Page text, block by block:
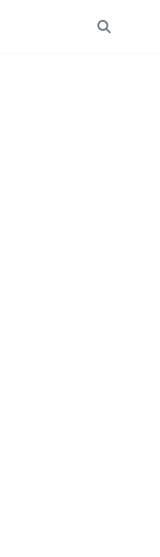
Toggle